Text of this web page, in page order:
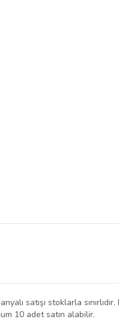
satışı stoklarla
10 adet satın alabilir.